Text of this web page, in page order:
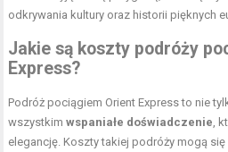
odkrywania kultury oraz historii pięknych
Jakie są koszty podróży
Express?
Podróż pociągiem Orient Express to nie
wszystkimwspaniałe doświadczenie ,
elegancję. Koszty takiej podróży mogą